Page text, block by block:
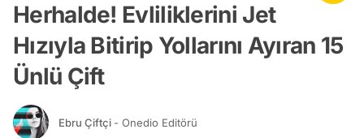
Herhalde! Evliliklerini Jet
Hızıyla Bitirip Yollarını Ayıran 15
Ünlü Çift
Ebru Çiftçi - Onedio Editörü